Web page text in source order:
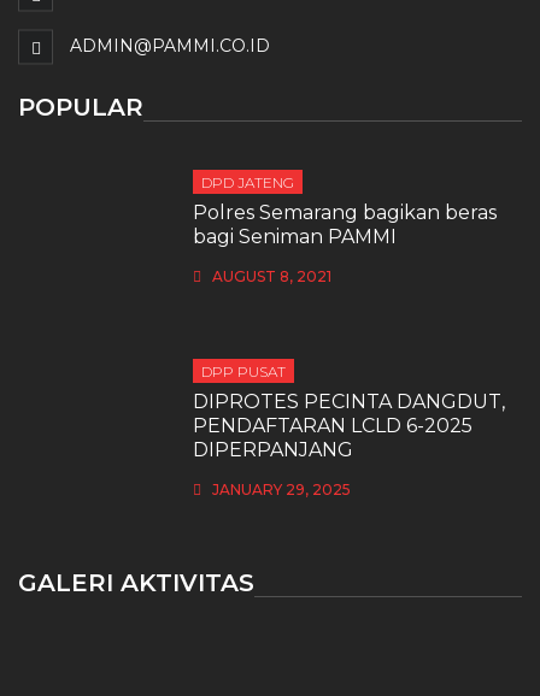
ADMIN@PAMMI.CO.ID
POPULAR
DPD JATENG
Polres Semarang bagikan beras
bagi Seniman PAMMI
AUGUST 8, 2021
DPP PUSAT
DIPROTES PECINTA DANGDUT,
PENDAFTARAN LCLD 6-2025
DIPERPANJANG
JANUARY 29, 2025
GALERI AKTIVITAS